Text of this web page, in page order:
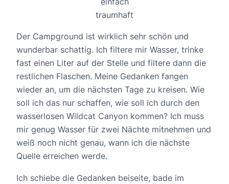
traumhaft
Der Campground ist wirklich sehr schön und
wunderbar schattig. Ich filtere mir Wasser, trinke
fast einen Liter auf der Stelle und filtere dann die
restlichen Flaschen. Meine Gedanken fangen
wieder an, um die nächsten Tage zu kreisen. Wie
soll ich das nur schaffen, wie soll ich durch den
wasserlosen Wildcat Canyon kommen? Ich muss
mir genug Wasser für zwei Nächte mitnehmen und
weiß noch nicht genau, wann ich die nächste
Quelle erreichen werde.
Ich schiebe die Gedanken beiseite, bade im